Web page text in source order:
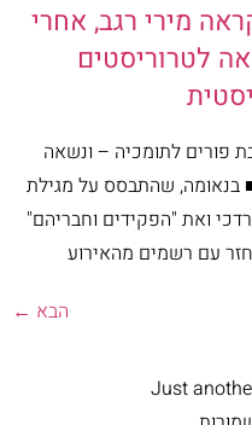
מירי רגב, אחרי
לטרוריסטים
פורים לתומכיה – ונשאה
בנאומה, שהתבסס על מגילת
ואת "הפקידים וחבריהם"
הבא ←
Just